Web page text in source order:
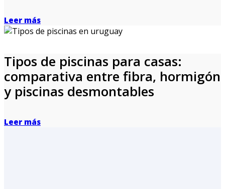
Leer más
Tipos de piscinas para casas:
comparativa entre fibra, hormigón
y piscinas desmontables
Leer más